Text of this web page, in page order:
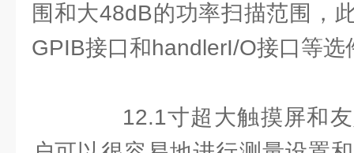
围和大48dB的功率扫描范围，
GPIB接口和handlerI/O接口等选
12.1寸超大触摸屏和友